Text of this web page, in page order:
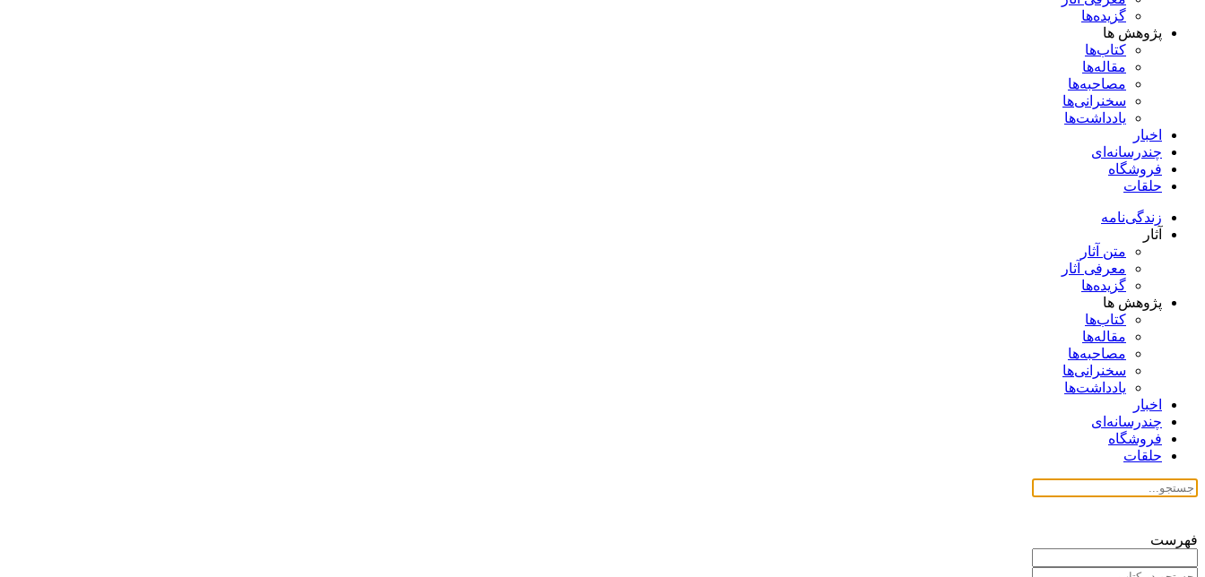
گزیده‌ها
پژوهش ها
کتاب‌ها
مقاله‌ها
مصاحبه‌ها
سخنرانی‌ها
یادداشت‌ها
اخبار
چندرسانه‌ای
فروشگاه
حلقات
زندگی‌نامه
آثار
متن آثار
معرفی آثار
گزیده‌ها
پژوهش ها
کتاب‌ها
مقاله‌ها
مصاحبه‌ها
سخنرانی‌ها
یادداشت‌ها
اخبار
چندرسانه‌ای
فروشگاه
حلقات
فهرست